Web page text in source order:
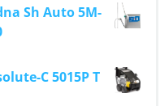
Sh Auto 5M-
C 5015P T